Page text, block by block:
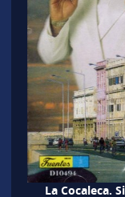
La Cocaleca.